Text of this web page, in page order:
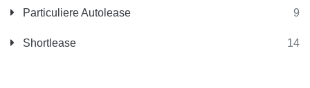
Particuliere Autolease 9
Shortlease 14